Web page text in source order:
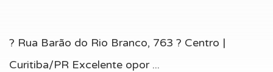
? Rua Barão do Rio Branco, 763 ? Centro |
Curitiba/PR Excelente opor ...